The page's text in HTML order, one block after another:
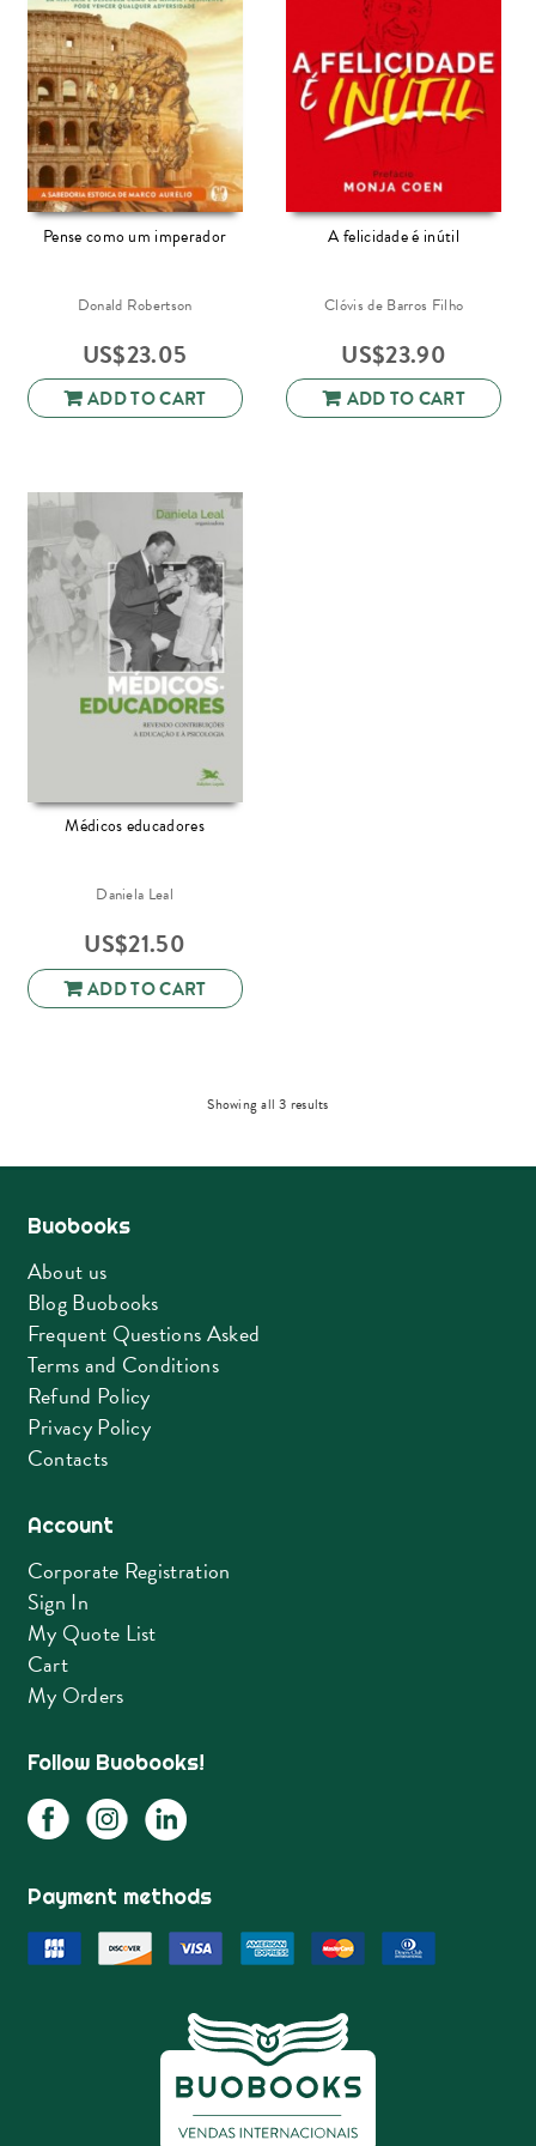
Pense como um imperador
Donald Robertson
US$23.05
ADD TO CART
A felicidade é inútil
Clóvis de Barros Filho
US$23.90
ADD TO CART
Médicos educadores
Daniela Leal
US$21.50
ADD TO CART
Showing all 3 resultsSorted
Buobooks
About us
Blog Buobooks
Frequent Questions Asked
Terms and Conditions
Refund Policy
Privacy Policy
Contacts
Account
Corporate Registration
Sign In
My Quote List
Cart
My Orders
Follow Buobooks!
Payment methods